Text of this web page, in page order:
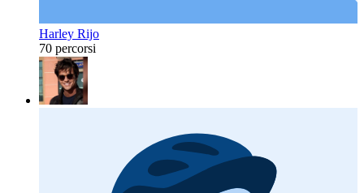
Harley Rijo
70 percorsi